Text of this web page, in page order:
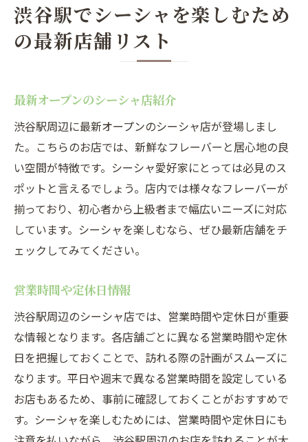
渋谷駅でシーシャを楽しむため
の最新店舗リスト
最新オープンのシーシャ店紹介
渋谷駅周辺に最新オープンのシーシャ店が登場しまし
た。こちらのお店では、新鮮なフレーバーと居心地の良
い空間が特徴です。シーシャ愛好家にとっては必見のス
ポットと言えるでしょう。店内では様々なフレーバーが
揃っており、初心者から上級者まで幅広いニーズに対応
しています。シーシャを楽しむなら、ぜひ最新店舗をチ
ェックしてみてください。
営業時間や定休日情報
渋谷駅周辺のシーシャ店では、営業時間や定休日が重要
な情報となります。各店舗ごとに異なる営業時間や定休
日を把握しておくことで、訪れる際の計画がスムーズに
なります。平日や週末で異なる営業時間を設定している
お店もあるため、事前に確認しておくことがおすすめで
す。シーシャを楽しむためには、営業時間や定休日にも